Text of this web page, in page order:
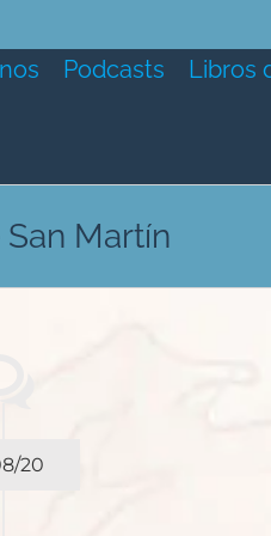
Podcasts Libros
Martín
20